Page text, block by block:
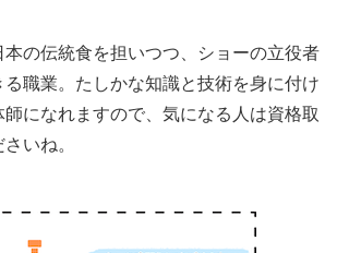
の伝統食を担いつつ、ショーの立役者
職業。たしかな知識と技術を身に付け
になれますので、気になる人は資格取
いね。